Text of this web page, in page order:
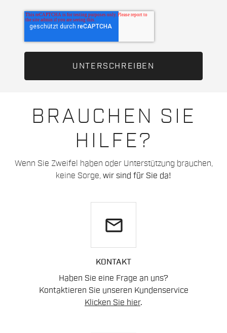
BRAUCHEN SIE
HILFE?
Wenn Sie Zweifel haben oder Unterstützung brauchen,
keine Sorge, wir sind für Sie da!
email
KONTAKT
Haben Sie eine Frage an uns?
Kontaktieren Sie unseren Kundenservice
Klicken Sie hier.